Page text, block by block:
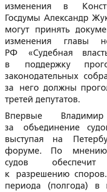
изменения в
Госдумы Александр
могут принять
изменения главы
РФ «Судебная
в поддержку
законодательных
за него должны
третей депутатов.
Впервые
за объединение
выступая на
форуме. По мнению
судов
к разрешению
периода (полгода) в